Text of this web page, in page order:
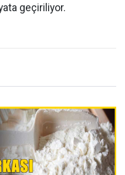
geçiriliyor.